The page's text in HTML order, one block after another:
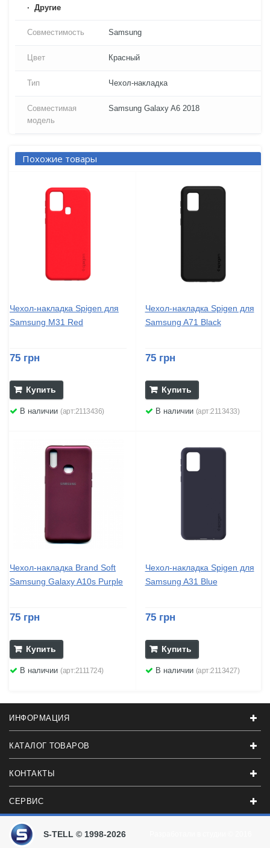
Другие
Совместимость Samsung
Цвет Красный
Тип Чехол-накладка
Совместимая
модель
Samsung Galaxy A6 2018
Похожие товары
Чехол-накладка Spigen для
Samsung M31 Red
75 грн
Купить
В наличии (арт:2113436)
Чехол-накладка Spigen для
Samsung A71 Black
75 грн
Купить
В наличии (арт:2113433)
Чехол-накладка Brand Soft
Samsung Galaxy A10s Purple
75 грн
Купить
В наличии (арт:2111724)
Чехол-накладка Spigen для
Samsung A31 Blue
75 грн
Купить
В наличии (арт:2113427)
ИНФОРМАЦИЯ
КАТАЛОГ ТОВАРОВ
КОНТАКТЫ
СЕРВИС
S-TELL © 1998-2026